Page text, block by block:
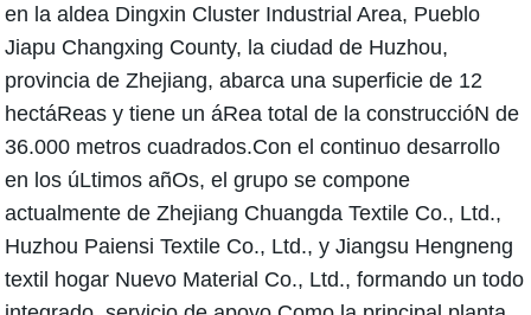
en la aldea Dingxin Cluster Industrial Area, Pueblo
Jiapu Changxing County, la ciudad de Huzhou,
provincia de Zhejiang, abarca una superficie de 12
hectáReas y tiene un áRea total de la construccióN de
36.000 metros cuadrados.Con el continuo desarrollo
en los úLtimos añOs, el grupo se compone
actualmente de Zhejiang Chuangda Textile Co., Ltd.,
Huzhou Paiensi Textile Co., Ltd., y Jiangsu Hengneng
textil hogar Nuevo Material Co., Ltd., formando un todo